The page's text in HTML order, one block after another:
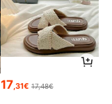
17,31€ 17,48€